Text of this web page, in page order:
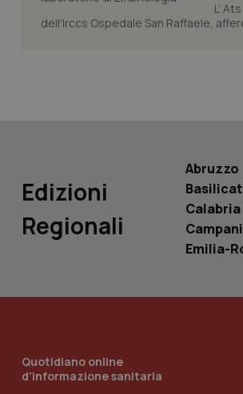
L’
dell'Irccs Ospedale San Raffaele,
Edizioni
Regionali
Abruzzo
Calabria
Emilia-
Quotidiano online
d'informazione sanitaria